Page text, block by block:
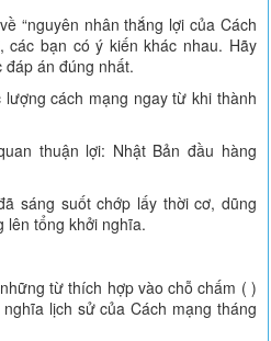
“nguyên nhân thắng lợi của Cách
các bạn có ý kiến khác nhau. Hãy
án đúng nhất.
cách mạng ngay từ khi thành
thuận lợi: Nhật Bản đầu hàng
sáng suốt chớp lấy thời cơ, dũng
lên tổng khởi nghĩa.
từ thích hợp vào chỗ chấm ( )
lịch sử của Cách mạng tháng